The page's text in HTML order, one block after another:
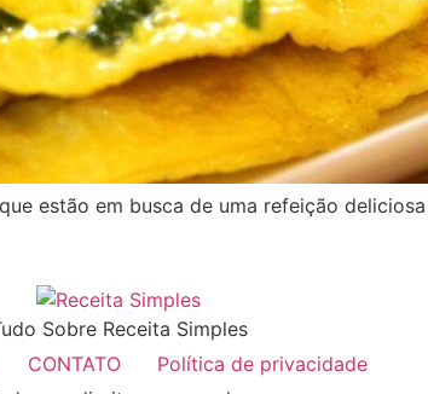
estão em busca de uma refeição
Sobre Receita Simples
CONTATO
Política de privacidade